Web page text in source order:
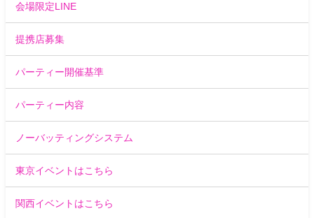
会場限定LINE
提携店募集
パーティー開催基準
パーティー内容
ノーバッティングシステム
東京イベントはこちら
関西イベントはこちら